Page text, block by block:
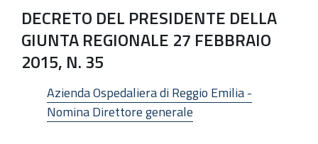
DECRETO DEL PRESIDENTE DELLA
GIUNTA REGIONALE 27 FEBBRAIO
2015, N. 35
Azienda Ospedaliera di Reggio Emilia -
Nomina Direttore generale